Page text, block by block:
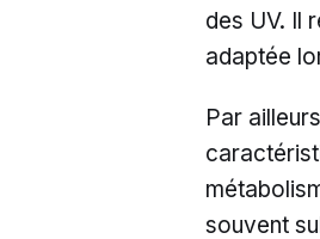
des UV. Il
adaptée
Par
souvent